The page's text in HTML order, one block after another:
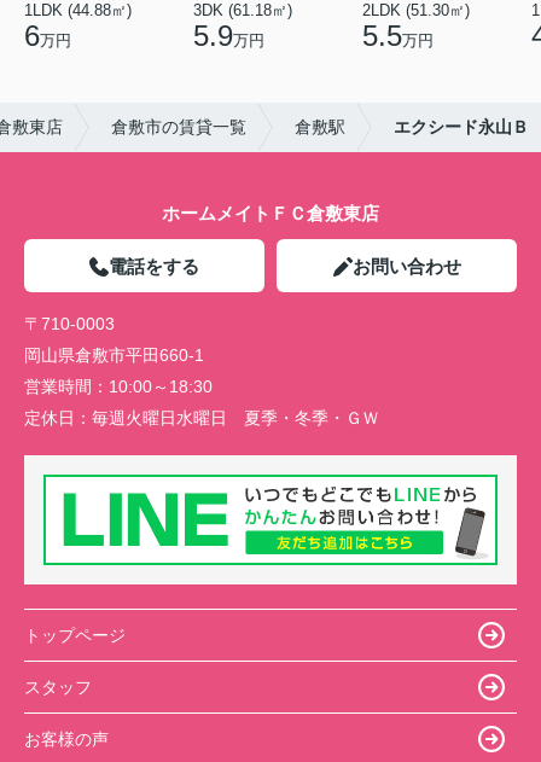
1LDK (44.88㎡)
6万円
3DK (61.18㎡)
5.9万円
2LDK (51.30㎡)
5.5万円
敷東店 倉敷市の賃貸一覧 倉敷駅 エクシード永山Ｂ
ホームメイトＦＣ倉敷東店
電話をする お問い合わせ
〒710-0003
岡山県倉敷市平田660-1
営業時間： 10:00～18:30
定休日： 毎週火曜日水曜日 夏季・冬季・ＧＷ
トップページ
スタッフ
お客様の声